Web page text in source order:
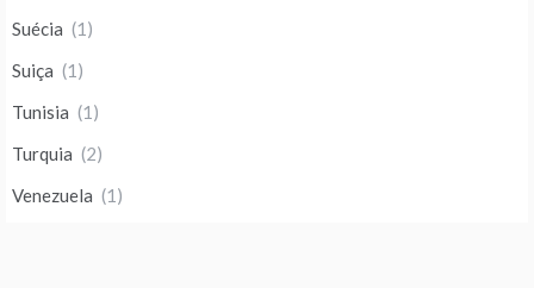
Suécia (1)
Suiça (1)
Tunisia (1)
Turquia (2)
Venezuela (1)